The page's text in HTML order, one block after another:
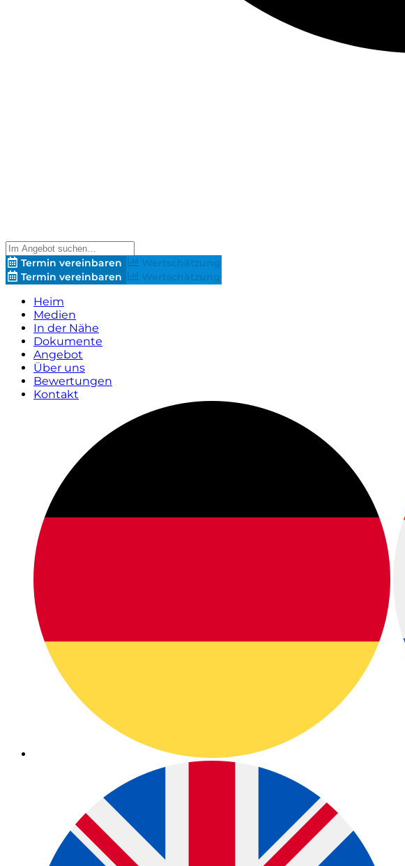
Termin vereinbaren
Wertschätzung
Termin vereinbaren
Wertschätzung
Heim
Medien
In der Nähe
Dokumente
Angebot
Über uns
Bewertungen
Kontakt